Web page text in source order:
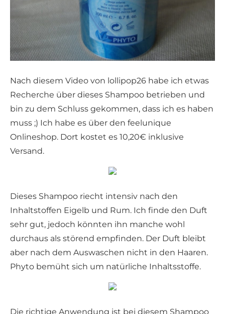
Nach diesem Video von lollipop26 habe ich etwas
Recherche über dieses Shampoo betrieben und
bin zu dem Schluss gekommen, dass ich es haben
muss ;) Ich habe es über den feelunique
Onlineshop. Dort kostet es 10,20€ inklusive
Versand.
Dieses Shampoo riecht intensiv nach den
Inhaltstoffen Eigelb und Rum. Ich finde den Duft
sehr gut, jedoch könnten ihn manche wohl
durchaus als störend empfinden. Der Duft bleibt
aber nach dem Auswaschen nicht in den Haaren.
Phyto bemüht sich um natürliche Inhaltsstoffe.
Die richtige Anwendung ist bei diesem Shampoo